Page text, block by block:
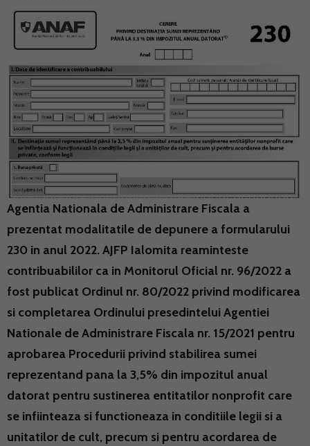
Agentia Nationala de Administrare Fiscala a
prezentat modalitatile de depunere a formularului
230 in anul 2022. AJFP Ialomita reaminteste
contribuabililor ca in Monitorul Oficial nr. 96/2022 a
fost publicat Ordinul nr. 80/2022 privind modificarea
si completarea Ordinului presedintelui Agentiei
Nationale de Administrare Fiscala nr. 15/2021 pentru
aprobarea Procedurii privind stabilirea sumei
reprezentand pana la 3,5% din impozitul anual
datorat pentru sustinerea entitatilor nonprofit care
se infiinteaza si functioneaza in conditiile legii si a
unitatilor de cult, precum si pentru acordarea de